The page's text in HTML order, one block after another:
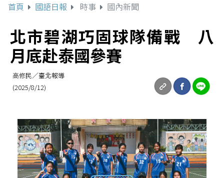
首頁 國語日報 時事 國內新聞
北市碧湖巧固球隊備戰 八
月底赴泰國參賽
高修民／臺北報導
(2025/8/12)